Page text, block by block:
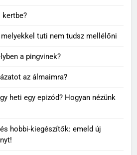
tuti nem tudsz mellélőni
a pingvinek?
az álmaimra?
heti egy epizód? Hogyan nézünk
hobbi-kiegészítők: emeld új
válassz helyet a látványos
OTTHON
meg ugyanaz a történet újra és
újra?
MINDENNAPOK
Travertin burkolat időtállósága,